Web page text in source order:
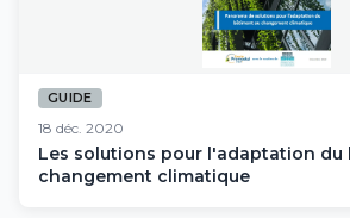
GUIDE
18 déc. 2020
Les solutions pour l'adaptation du
changement climatique